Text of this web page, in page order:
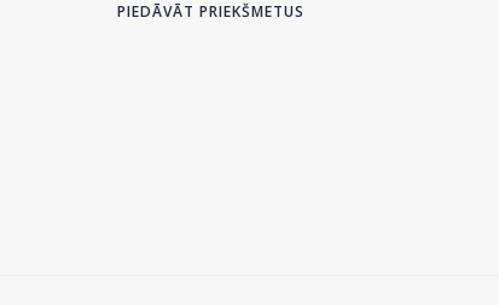
PIEDĀVĀT PRIEKŠMETUS